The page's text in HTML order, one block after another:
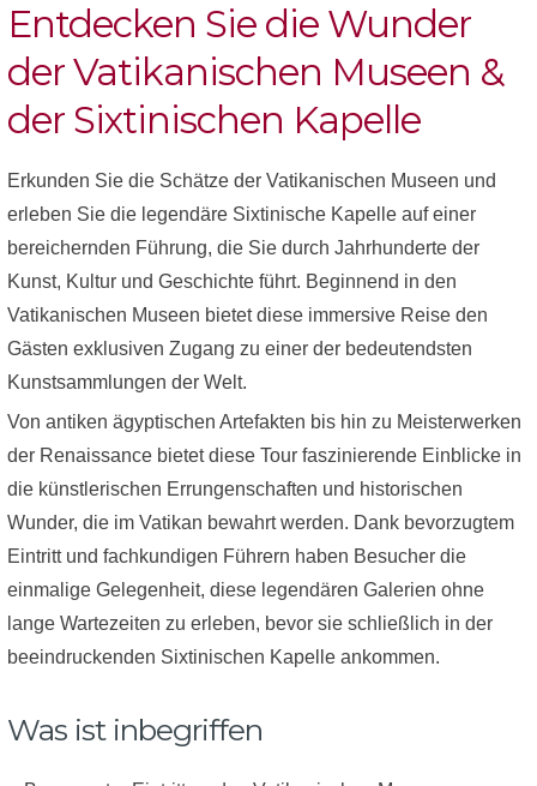
Entdecken Sie die Wunder
der Vatikanischen Museen &
der Sixtinischen Kapelle
Erkunden Sie die Schätze der Vatikanischen Museen und
erleben Sie die legendäre Sixtinische Kapelle auf einer
bereichernden Führung, die Sie durch Jahrhunderte der
Kunst, Kultur und Geschichte führt. Beginnend in den
Vatikanischen Museen bietet diese immersive Reise den
Gästen exklusiven Zugang zu einer der bedeutendsten
Kunstsammlungen der Welt.
Von antiken ägyptischen Artefakten bis hin zu Meisterwerken
der Renaissance bietet diese Tour faszinierende Einblicke in
die künstlerischen Errungenschaften und historischen
Wunder, die im Vatikan bewahrt werden. Dank bevorzugtem
Eintritt und fachkundigen Führern haben Besucher die
einmalige Gelegenheit, diese legendären Galerien ohne
lange Wartezeiten zu erleben, bevor sie schließlich in der
beeindruckenden Sixtinischen Kapelle ankommen.
Was ist inbegriffen